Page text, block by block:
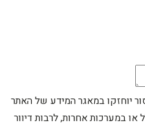
יוחזקו במאגר המידע של האתר
במערכות אחרות, לרבות דיוור